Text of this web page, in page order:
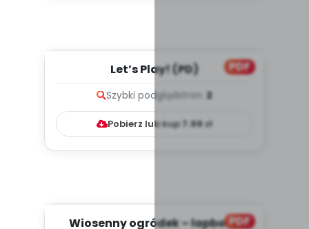
PDF
Let’s Play! (PD)
Szybki podglądstron: 2
Pobierz lub kup 7.99zł
PDF
Wiosenny ogródek – lapbook